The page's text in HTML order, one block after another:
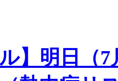
】明日（